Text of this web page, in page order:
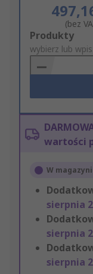
(bez
Add
to
Basket
Produkty
wybierz lub
wartości
W
sierpnia
sierpnia
sierpnia